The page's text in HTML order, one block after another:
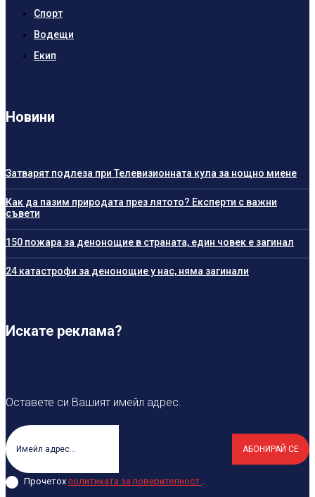
Спорт
Водещи
Екип
Новини
Затварят подлеза при Телевизионната кула за нощно миене
Как да пазим природата през лятото? Експерти с важни
съвети
150 пожара за денонощие в страната, един човек е загинал
24 катастрофи за денонощие у нас, няма загинали
Искате реклама?
Оставете си Вашият имейл адрес.
АБОНИРАЙ СЕ
Прочетох политиката за поверителност .